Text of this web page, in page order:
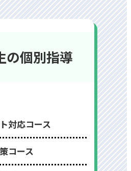
の個別指導
対応コース
コース